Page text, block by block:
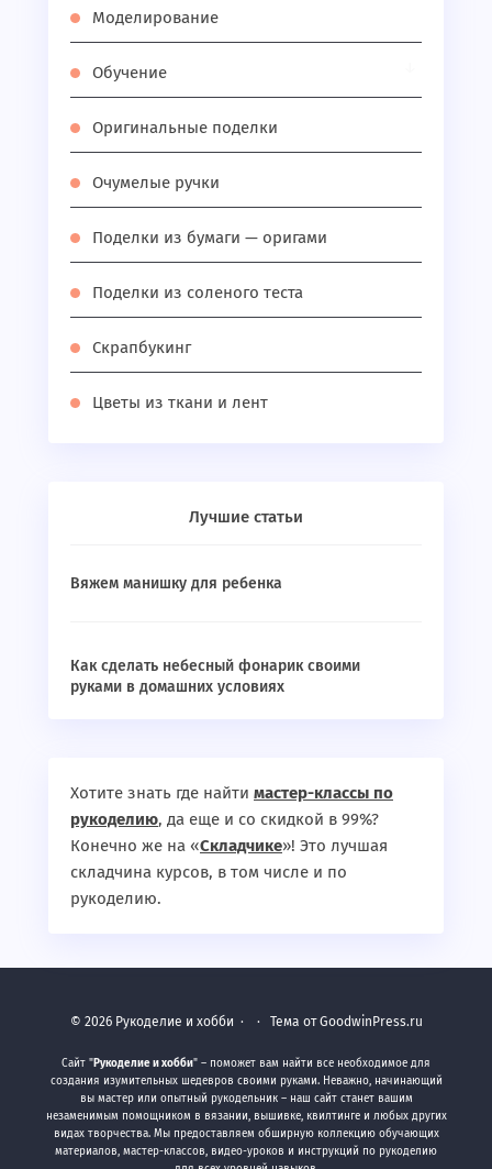
Моделирование
Обучение
Оригинальные поделки
Очумелые ручки
Поделки из бумаги — оригами
Поделки из соленого теста
Скрапбукинг
Цветы из ткани и лент
Лучшие статьи
Вяжем манишку для ребенка
Как сделать небесный фонарик своими
руками в домашних условиях
Хотите знать где найти мастер-классы по
рукоделию, да еще и со скидкой в 99%?
Конечно же на «Складчике»! Это лучшая
складчина курсов, в том числе и по
рукоделию.
© 2026 Рукоделие и хобби · · Тема от GoodwinPress.ru
Сайт "Рукоделие и хобби" – поможет вам найти все необходимое для
создания изумительных шедевров своими руками. Неважно, начинающий
вы мастер или опытный рукодельник – наш сайт станет вашим
незаменимым помощником в вязании, вышивке, квилтинге и любых других
видах творчества. Мы предоставляем обширную коллекцию обучающих
материалов, мастер-классов, видео-уроков и инструкций по рукоделию